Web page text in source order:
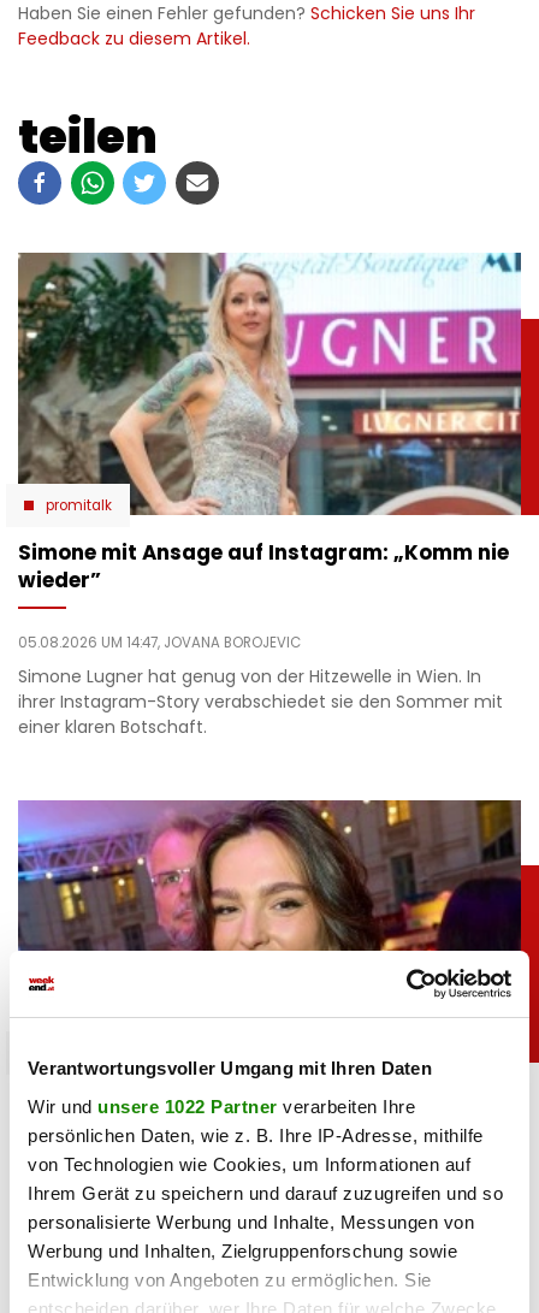
Verantwortungsvoller Umgang mit Ihren Daten
Wir und unsere 1022 Partner verarbeiten Ihre
persönlichen Daten, wie z. B. Ihre IP-Adresse, mithilfe
von Technologien wie Cookies, um Informationen auf
Ihrem Gerät zu speichern und darauf zuzugreifen und so
personalisierte Werbung und Inhalte, Messungen von
Werbung und Inhalten, Zielgruppenforschung sowie
Entwicklung von Angeboten zu ermöglichen. Sie
entscheiden darüber, wer Ihre Daten für welche Zwecke
Haben Sie einen Fehler gefunden? Schicken Sie uns Ihr
Feedback zu diesem Artikel.
teilen
promitalk
Simone mit Ansage auf Instagram: „Komm nie
wieder”
05.08.2026 UM 14:47, JOVANA BOROJEVIC
Simone Lugner hat genug von der Hitzewelle in Wien. In
ihrer Instagram-Story verabschiedet sie den Sommer mit
einer klaren Botschaft.
Lili Paul-Roncalli ganz privat: So sieht man sie
nur selten
07.08.2026 UM 15:30,JOVANA BOROJEVIC
Lili Paul-Roncalli genießt ihre Sommer-Auszeit. Auf
Instagram zeigt die Zirkustochter sonnige Momente im
Bikini, auf dem Boot und am Wasser.